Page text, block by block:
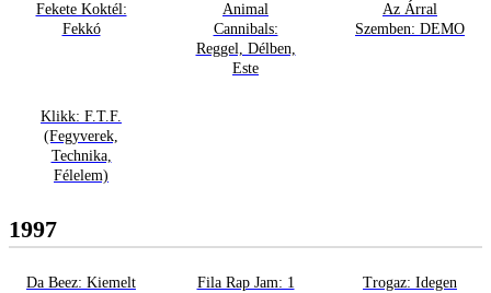
Fekete Koktél:
Fekkó
Animal
Cannibals:
Reggel, Délben,
Este
Az Árral
Szemben: DEMO
Klikk: F.T.F.
(Fegyverek,
Technika,
Félelem)
1997
Da Beez: Kiemelt
Fila Rap Jam: 1
Trogaz: Idegen